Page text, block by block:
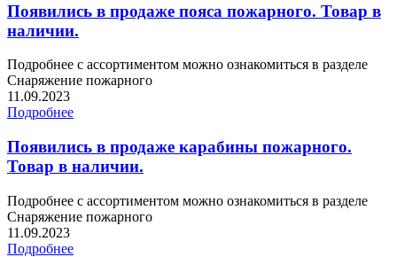
Появились в продаже пояса пожарного. Товар в
наличии.
Подробнее с ассортиментом можно ознакомиться в разделе
Снаряжение пожарного
11.09.2023
Подробнее
Появились в продаже карабины пожарного.
Товар в наличии.
Подробнее с ассортиментом можно ознакомиться в разделе
Снаряжение пожарного
11.09.2023
Подробнее